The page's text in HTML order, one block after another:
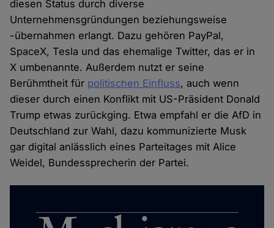
diesen Status durch diverse
Unternehmensgründungen beziehungsweise
-übernahmen erlangt. Dazu gehören PayPal,
SpaceX, Tesla und das ehemalige Twitter, das er in
X umbenannte. Außerdem nutzt er seine
Berühmtheit für politischen Einfluss, auch wenn
dieser durch einen Konflikt mit US-Präsident Donald
Trump etwas zurückging. Etwa empfahl er die AfD in
Deutschland zur Wahl, dazu kommunizierte Musk
gar digital anlässlich eines Parteitages mit Alice
Weidel, Bundessprecherin der Partei.